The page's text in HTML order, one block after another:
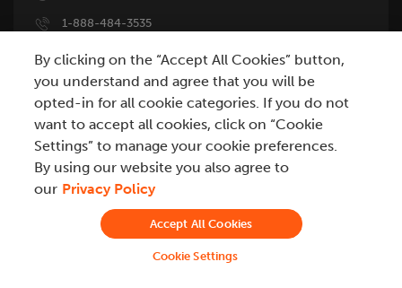
Image1-888-484-3535
Intl +1-408-834-7676
ASISTENCIA TÉCNICA
+1-888-484-3535 (ext – 3)
ImageServicio de Atención al Cliente
Oficinas centrales en EE. UU., San José, CA
By clicking on the “Accept All Cookies” button,
you understand and agree that you will be
opted-in for all cookie categories. If you do not
want to accept all cookies, click on “Cookie
Settings” to manage your cookie preferences.
By using our website you also agree to
our Privacy Policy
Cookie Settings
Accept All Cookies